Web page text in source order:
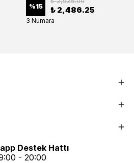
%15 ₺ 2,486.25
3 Numara
Destek Hattı
- 20:00